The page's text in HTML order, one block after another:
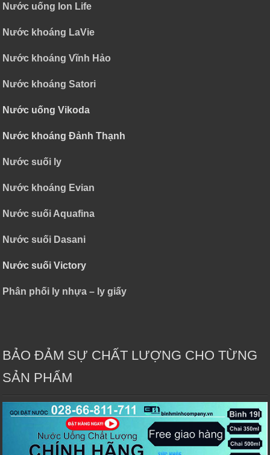
Nước uống Ion Life
Nước khoáng LaVie
Nước khoáng Vĩnh Hảo
Nước khoáng Satori
Nước uống Vikoda
Nước khoáng Đảnh Thạnh
Nước suối ly
Nước khoáng Evian
Nước suối Aquafina
Nước suối Dasani
Nước suối Victory
Phân phối ly nhựa – ly giấy
BẢO ĐẢM SỰ CHẤT LƯỢNG CHO TỪNG
SẢN PHẨM